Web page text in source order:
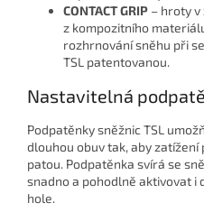
CONTACT GRIP – hroty
z kompozitního
rozhrnování sněhu při
TSL patentovanou.
Nastavitelná
Podpatěnky sněžnic TSL
dlouhou obuv tak, aby zatížení
patou. Podpatěnka svírá se
snadno a pohodlně aktivovat
hole.